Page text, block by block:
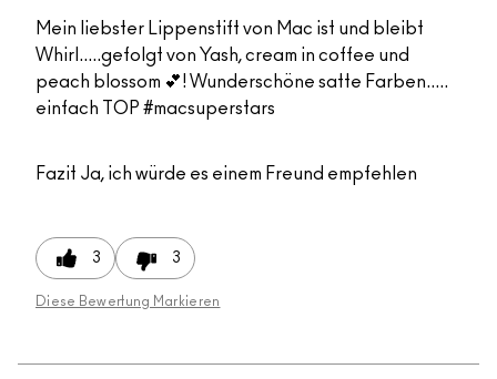
Mein liebster Lippenstift von Mac ist und bleibt
Whirl.....gefolgt von Yash, cream in coffee und
peach blossom 💕! Wunderschöne satte Farben.....
einfach TOP #macsuperstars
Fazit Ja, ich würde es einem Freund empfehlen
3 3
Diese Bewertung Markieren